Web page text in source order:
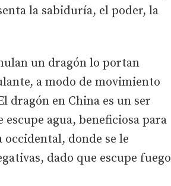
la sabiduría, el poder, la
un dragón lo portan
a modo de movimiento
dragón en China es un ser
escupe agua, beneficiosa para
donde se le
dado que escupe fuego